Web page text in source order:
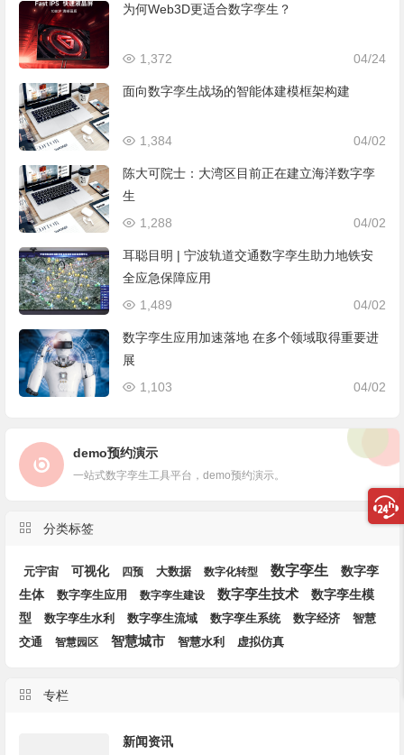
为何Web3D更适合数字孪生？
04/24
1,372
面向数字孪生战场的智能体建模框架构建
04/02
1,384
陈大可院士：大湾区目前正在建立海洋数字孪
生
04/02
1,288
耳聪目明 | 宁波轨道交通数字孪生助力地铁安
全应急保障应用
04/02
1,489
数字孪生应用加速落地 在多个领域取得重要进
展
04/02
1,103
demo预约演示
一站式数字孪生工具平台，demo预约演示。
分类标签
元宇宙 可视化 四预 大数据 数字化转型 数字孪生
数字孪
生体
数字孪生应用 数字孪生建设 数字孪生技术
数字孪生模
型
数字孪生水利 数字孪生流域 数字孪生系统 数字经济
智慧
交通
智慧园区 智慧城市 智慧水利 虚拟仿真
专栏
新闻资讯